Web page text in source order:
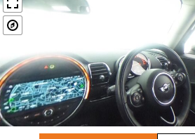
工場
お問い合わせ
BMW MINIサービス工場
iR TECH FACTORY
TEL
MAP
査
支払回数
ボーナス支払回数/年
内訳
1回目
2回目以降